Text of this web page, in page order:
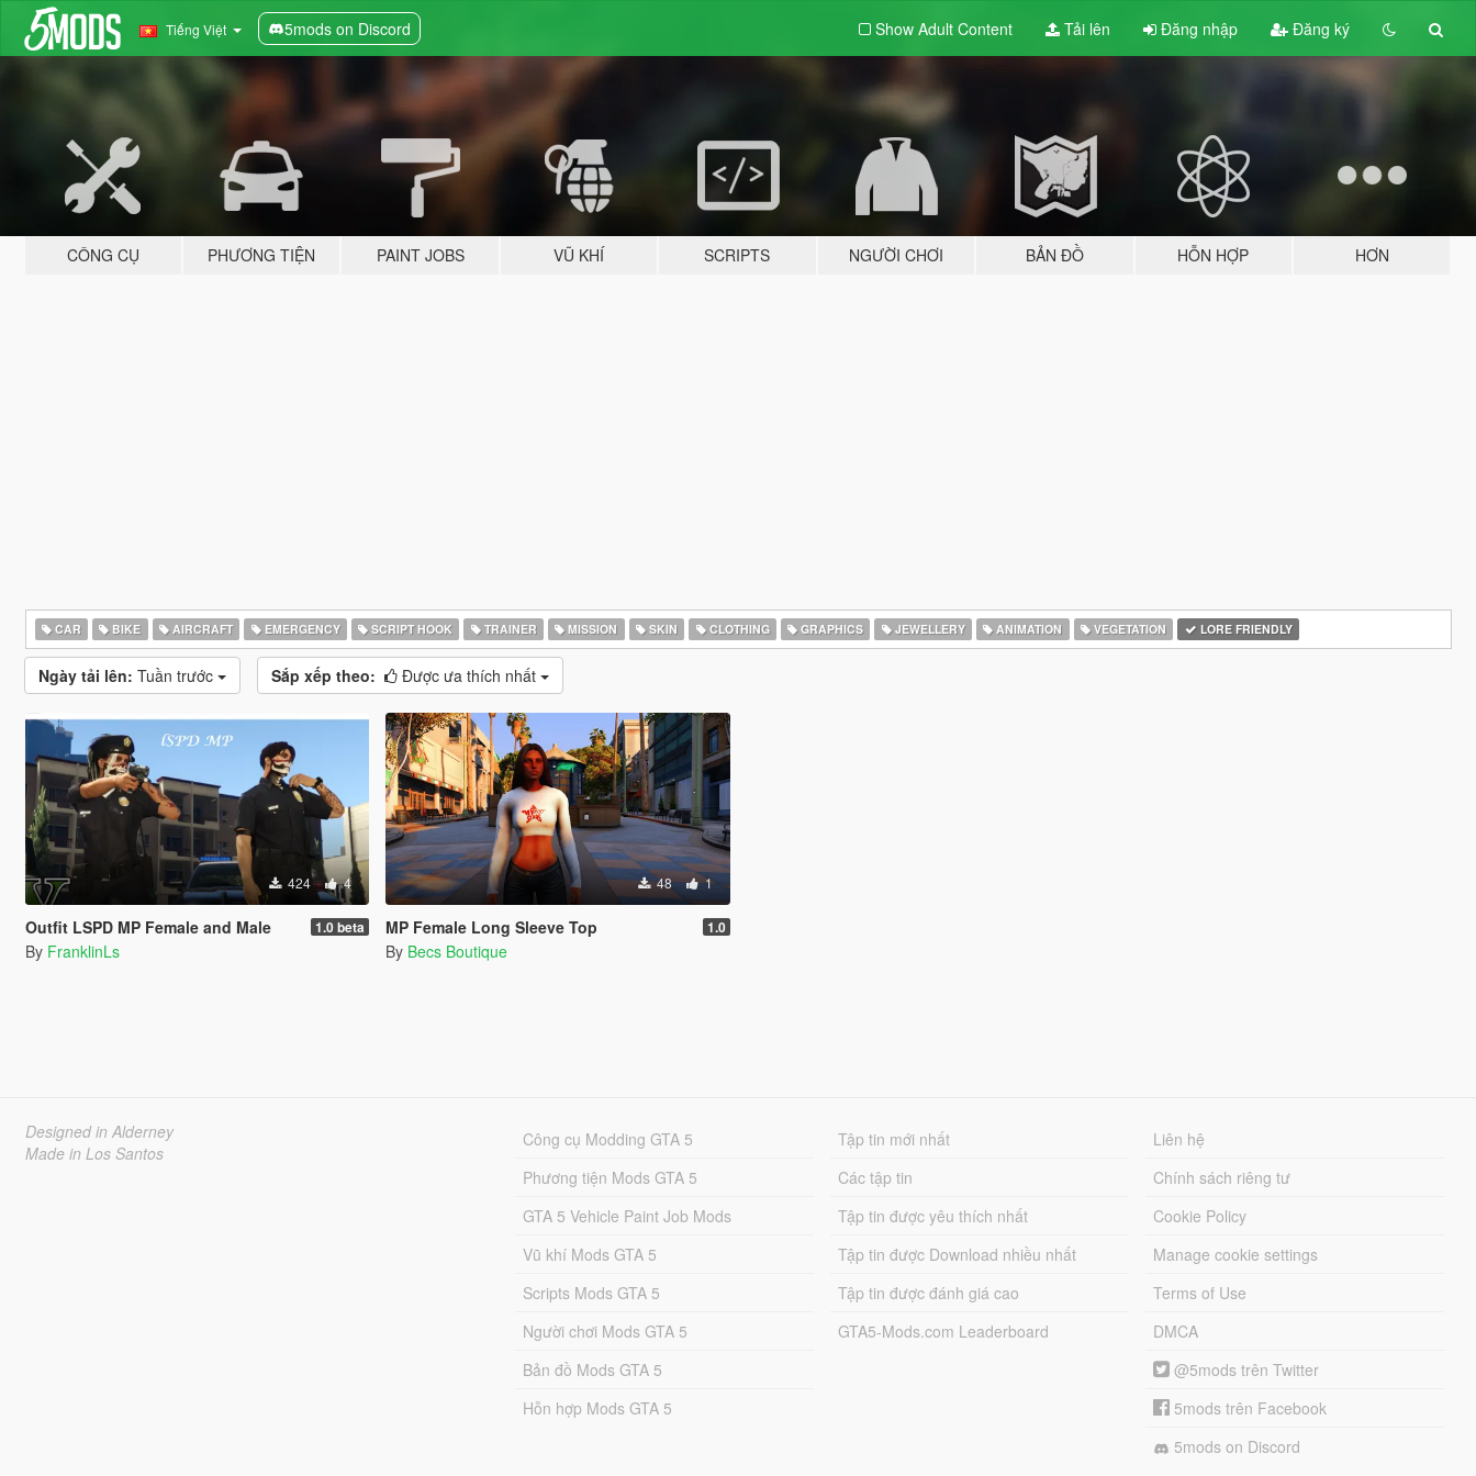
Tiếng Việt 5mods on Discord Show Adult Content Tải lên Đăng nhập Đăng ký
CÔNG CỤ PHƯƠNG TIỆN PAINT JOBS VŨ KHÍ SCRIPTS NGƯỜI CHƠI BẢN ĐỒ HỖN HỢP HƠN
CAR BIKE AIRCRAFT EMERGENCY SCRIPT HOOK TRAINER MISSION SKIN CLOTHING GRAPHICS JEWELLERY ANIMATION VEGETATION LORE FRIENDLY
Ngày tải lên: Tuần trước Sắp xếp theo: Được ưa thích nhất
424 4
Outfit LSPD MP Female and Male 1.0 beta
By FranklinLs
48 1
MP Female Long Sleeve Top 1.0
By Becs Boutique
Designed in Alderney
Made in Los Santos
Công cụ Modding GTA 5
Phương tiện Mods GTA 5
GTA 5 Vehicle Paint Job Mods
Vũ khí Mods GTA 5
Scripts Mods GTA 5
Người chơi Mods GTA 5
Bản đồ Mods GTA 5
Hỗn hợp Mods GTA 5
Tập tin mới nhất
Các tập tin
Tập tin được yêu thích nhất
Tập tin được Download nhiều nhất
Tập tin được đánh giá cao
GTA5-Mods.com Leaderboard
Liên hệ
Chính sách riêng tư
Cookie Policy
Manage cookie settings
Terms of Use
DMCA
@5mods trên Twitter
5mods trên Facebook
5mods on Discord